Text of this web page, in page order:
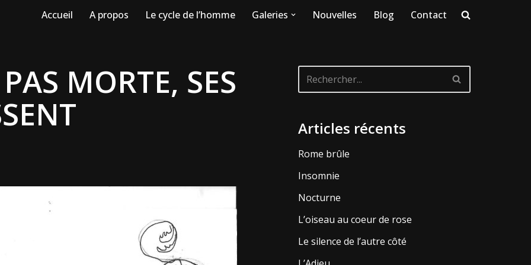
Accueil A propos Le cycle de l’homme Galeries Nouvelles Blog Contact
MORTE, SES
Articles récents
Rome brûle
Insomnie
Nocturne
L’oiseau au coeur de rose
Le silence de l’autre côté